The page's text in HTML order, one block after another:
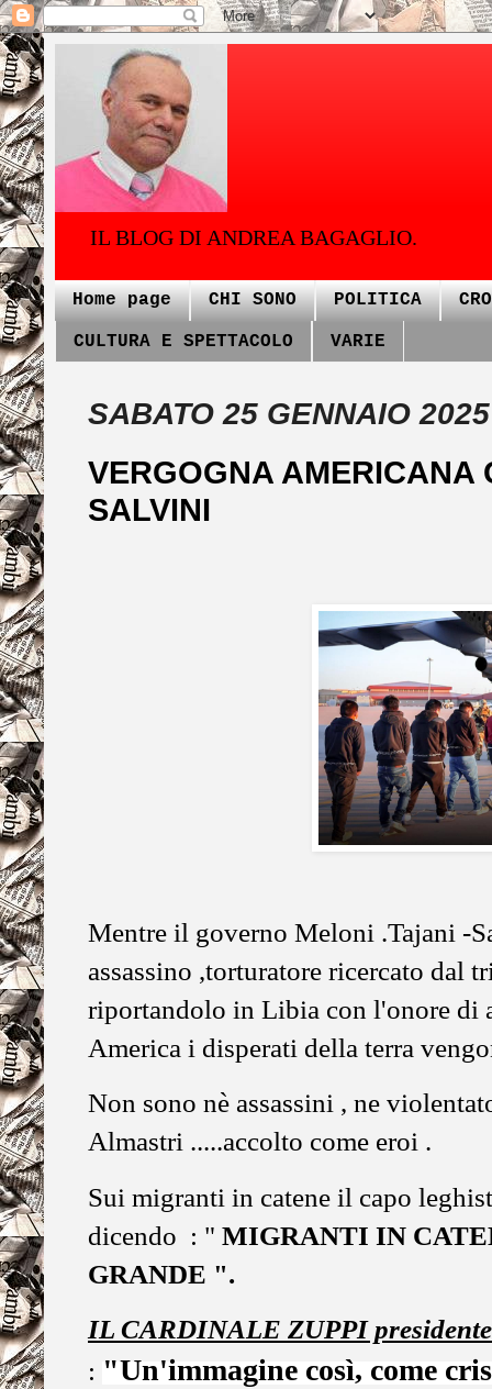
IL BLOG DI ANDREA BAGAGLIO.
Home page CHI SONO POLITICA
CULTURA E SPETTACOLO VARIE
SABATO 25 GENNAIO 2025
VERGOGNA AMERICANA
SALVINI
Mentre il governo Meloni .Tajani -
assassino ,torturatore ricercato dal
riportandolo in Libia con l'onore di
America i disperati della terra
Non sono nè assassini , ne
Almastri .....accolto come eroi .
Sui migranti in catene il capo
dicendo : " MIGRANTI IN
GRANDE ".
IL CARDINALE ZUPPI
: "Un'immagine così, come